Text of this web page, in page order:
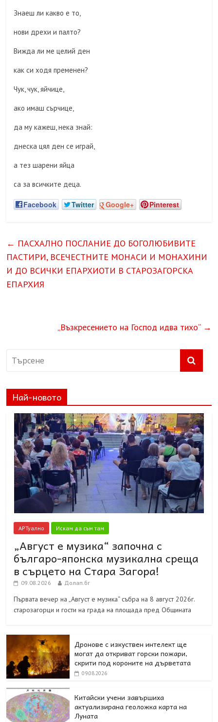
Знаеш ли какво е то,
нови дрехи и палто?
Вижда ли ме целий ден
как си ходя пременен?
Чук, чук, яйчице,
ако имаш сърчице,
да му кажеш, нека знай:
днеска цял ден се играй,
а тез шарени яйца
са за всичките деца.
Facebook Twitter Google+ Pinterest
← ПАСХАЛНО ПОСЛАНИЕ ДО БОГОЛЮБИВИТЕ
ПАСТИРИ, ВСЕЧЕСТНИТЕ МОНАСИ И МОНАХИНИ
И ДО ВСИЧКИ ЕПАРХИОТИ В СТАРОЗАГОРСКА
ЕПАРХИЯ
„Възкресението на Господ идва тихо“ →
Най-новото
АРТуално Искам да съм там
„Август е музика“ започна с
българо-японска музикална среща
в сърцето на Стара Загора!
09.08.2026 Долап.бг
Първата вечер на „Август е музика“ събра на 8 август 2026г.
старозагорци и гости на града на площада пред Общината
Дронове с изкуствен интелект ще
могат да откриват горски пожари,
скрити под короните на дърветата
09.08.2026
Китайски учени завършиха
актуализирана геоложка карта на
Луната